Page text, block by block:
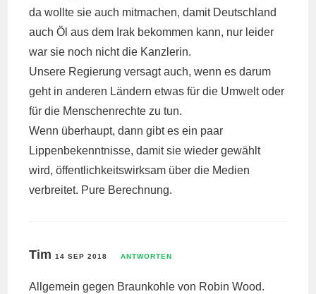
da wollte sie auch mitmachen, damit Deutschland
auch Öl aus dem Irak bekommen kann, nur leider
war sie noch nicht die Kanzlerin.
Unsere Regierung versagt auch, wenn es darum
geht in anderen Ländern etwas für die Umwelt oder
für die Menschenrechte zu tun.
Wenn überhaupt, dann gibt es ein paar
Lippenbekenntnisse, damit sie wieder gewählt
wird, öffentlichkeitswirksam über die Medien
verbreitet. Pure Berechnung.
Tim14 SEP 2018 ANTWORTEN
Allgemein gegen Braunkohle von Robin Wood.